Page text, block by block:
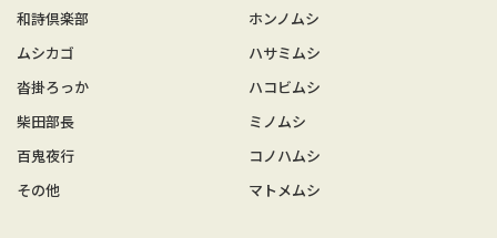
和詩倶楽部
ムシカゴ
沓掛ろっか
柴田部長
百鬼夜行
その他
ホンノムシ
ハサミムシ
ハコビムシ
ミノムシ
コノハムシ
マトメムシ